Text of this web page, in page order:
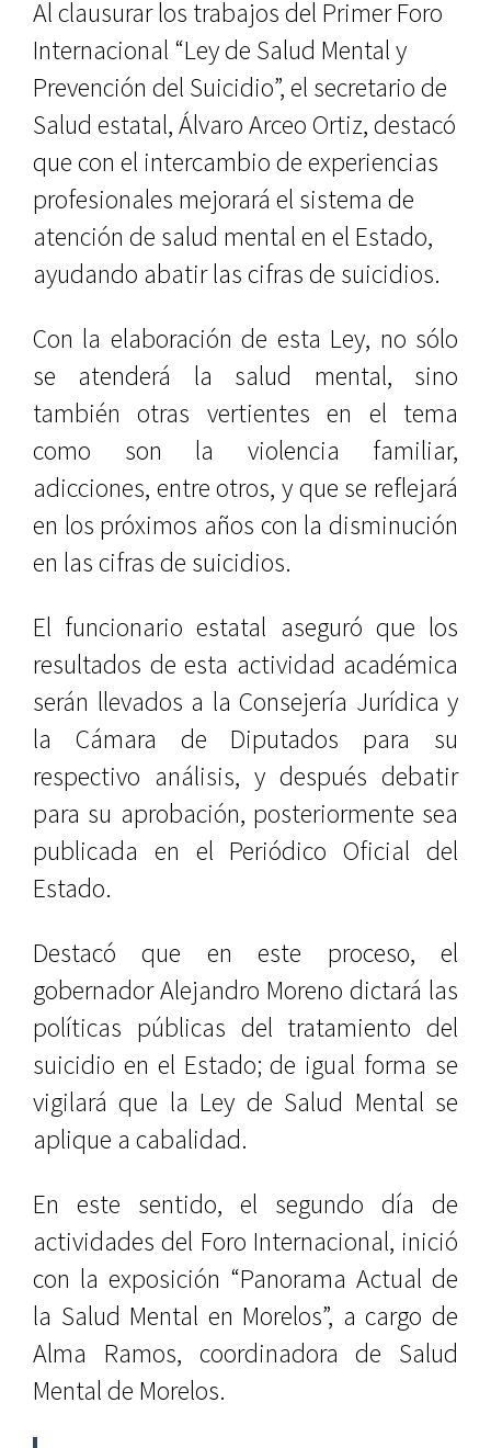
Al clausurar los trabajos del Primer Foro
Internacional “Ley de Salud Mental y
Prevención del Suicidio”, el secretario de
Salud estatal, Álvaro Arceo Ortiz, destacó
que con el intercambio de experiencias
profesionales mejorará el sistema de
atención de salud mental en el Estado,
ayudando abatir las cifras de suicidios.
Con la elaboración de esta Ley, no sólo
se atenderá la salud mental, sino
también otras vertientes en el tema
como son la violencia familiar,
adicciones, entre otros, y que se reflejará
en los próximos años con la disminución
en las cifras de suicidios.
El funcionario estatal aseguró que los
resultados de esta actividad académica
serán llevados a la Consejería Jurídica y
la Cámara de Diputados para su
respectivo análisis, y después debatir
para su aprobación, posteriormente sea
publicada en el Periódico Oficial del
Estado.
Destacó que en este proceso, el
gobernador Alejandro Moreno dictará las
políticas públicas del tratamiento del
suicidio en el Estado; de igual forma se
vigilará que la Ley de Salud Mental se
aplique a cabalidad.
En este sentido, el segundo día de
actividades del Foro Internacional, inició
con la exposición “Panorama Actual de
la Salud Mental en Morelos”, a cargo de
Alma Ramos, coordinadora de Salud
Mental de Morelos.